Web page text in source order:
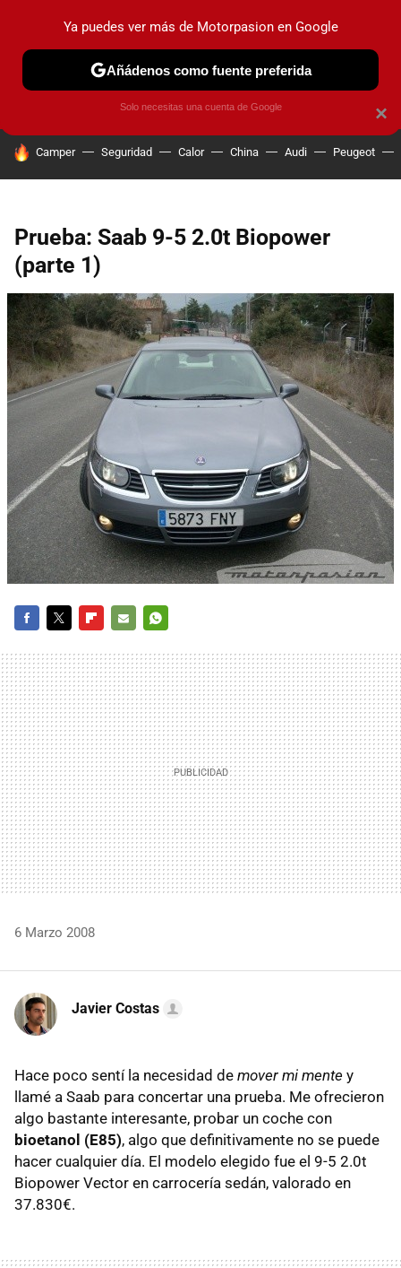
PRUEBAS COCHES ELÉCTRICOS OBSERVATORIO
HOY SE HABLA DE
Camper Seguridad Calor China Audi Peugeot
Prueba: Saab 9-5 2.0t Biopower
(parte 1)
MAIL
6 Marzo 2008
Javier Costas
Hace poco sentí la necesidad de mover mi mente y
llamé a Saab para concertar una prueba. Me ofrecieron
algo bastante interesante, probar un coche con
bioetanol (E85), algo que definitivamente no se puede
hacer cualquier día. El modelo elegido fue el 9-5 2.0t
Biopower Vector en carrocería sedán, valorado en
37.830€.
×
Ya puedes ver más de Motorpasion en Google
Añádenos como fuente preferida
Solo necesitas una cuenta de Google